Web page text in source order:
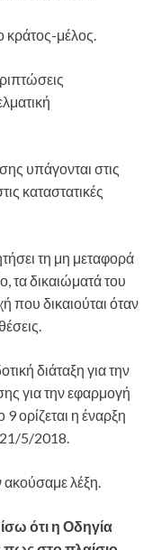
κράτος-μέλος.
υπάγονται στις
καταστατικές
τη μη μεταφορά
τα δικαιώματά του
που δικαιούται όταν
διάταξη για την
για την εφαρμογή
ορίζεται η έναρξη
21/5/2018.
ακούσαμε λέξη.
ότι η Οδηγία